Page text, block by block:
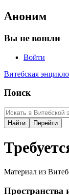
Аноним
Вы не вошли
Войти
Витебская
Поиск
Материал из
Пространства